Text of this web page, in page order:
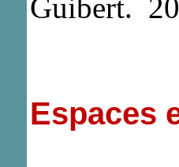
Guibert.
Espaces